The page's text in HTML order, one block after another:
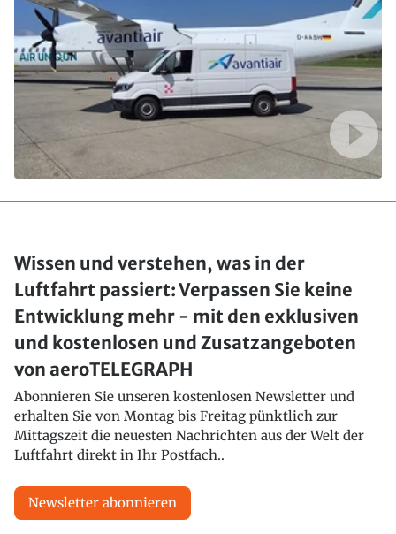
Wissen und verstehen, was in der
Luftfahrt passiert: Verpassen Sie keine
Entwicklung mehr - mit den exklusiven
und kostenlosen und Zusatzangeboten
von aeroTELEGRAPH
Abonnieren Sie unseren kostenlosen Newsletter und
erhalten Sie von Montag bis Freitag pünktlich zur
Mittagszeit die neuesten Nachrichten aus der Welt der
Luftfahrt direkt in Ihr Postfach..
Newsletter abonnieren